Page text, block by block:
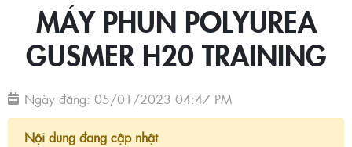
MÁY PHUN POLYUREA
GUSMER H20 TRAINING
Ngày đăng: 05/01/2023 04:47 PM
Nội dung đang cập nhật